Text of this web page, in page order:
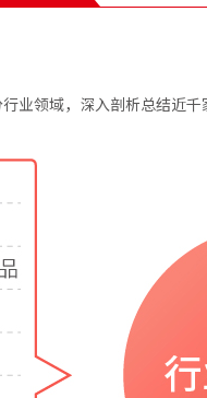
业领域，深入剖析总结近